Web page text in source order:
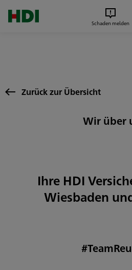
Schaden melden
Zurück zur Übersicht
Wir über
Ihre HDI
Wiesbaden